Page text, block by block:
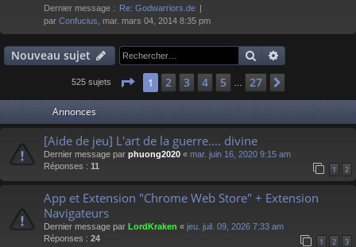
Dernier message : Re: Godwarriors.de
par Confucius , mar. mars 04, 2014 8:35 pm
Nouveau sujet Rechercher
525 sujets Page 1sur 27
1 2 3 4 5 27
Annonces
[Aide de jeu] L'art de la guerre.... divine
Dernier message par phuong2020 « mar. juin 16, 2020 9:15 am
Réponses : 11 1 2
App et Extension "Chrome Web Store" + Extension
Navigateurs
Dernier message par LordKraken « jeu. juil. 09, 2026 7:33 am
Réponses : 24 1 2 3